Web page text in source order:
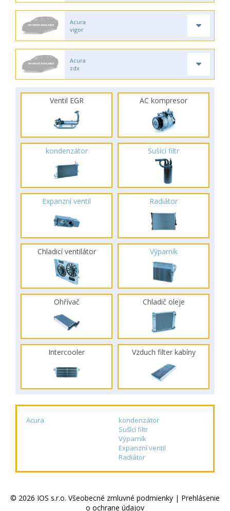
Acura
vigor
Acura
zdx
Ventil EGR AC kompresor
kondenzátor Sušící filtr
Expanzní ventil Radiátor
Chladicí ventilátor Výparník
Ohřívač Chladič oleje
Intercooler Vzduch filter kabíny
Acura
kondenzátor
Sušící filtr
Výparník
Expanzní ventil
Radiátor
© 2026 IOS s.r.o. Všeobecné zmluvné podmienky | Prehlásenie
o ochrane údajov